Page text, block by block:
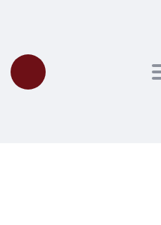
Toggle navigation